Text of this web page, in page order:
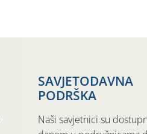
SAVJETODAVNA
PODRŠKA
Naši savjetnici su